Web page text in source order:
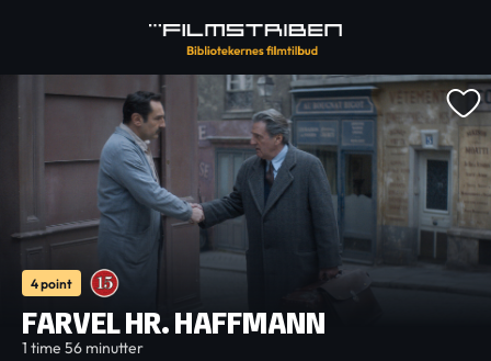
4 point
FARVEL HR. HAFFMANN
1 time 56 minutter